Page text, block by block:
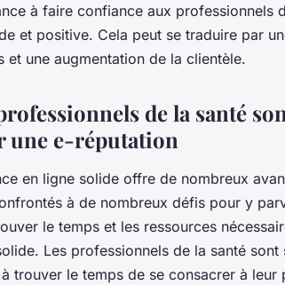
à faire confiance aux professionnels
et positive. Cela peut se traduire par
une augmentation de la clientèle.
de la santé
une e-réputation
en ligne solide offre de nombreux
à de nombreux défis pour y
le temps et les ressources
Les professionnels de la santé sont
trouver le temps de se consacrer à leur